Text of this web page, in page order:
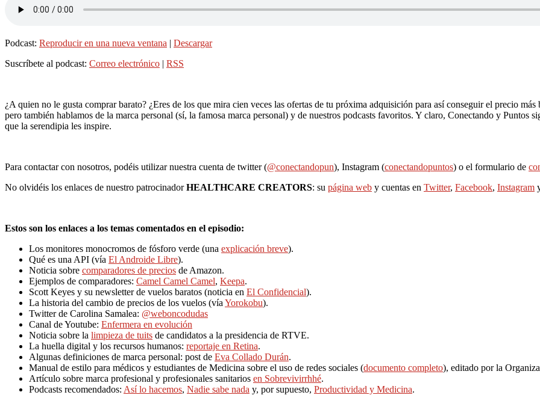
Podcast: Reproducir en una nueva ventana | Descargar
Suscríbete al podcast: Correo electrónico | RSS
¿A quien no le gusta comprar barato? ¿Eres de los que mira cien veces las ofertas de tu próxima adquisición para así conseguir el precio
pero también hablamos de la marca personal (sí, la famosa marca personal) y de nuestros podcasts favoritos. Y claro, Conectando y Puntos
que la serendipia les inspire.
Para contactar con nosotros, podéis utilizar nuestra cuenta de twitter (@conectandopun), Instagram (conectandopuntos) o el formulario de
No olvidéis los enlaces de nuestro patrocinadorHEALTHCARE CREATORS: su página web y cuentas en Twitter, Facebook, Instagram
Estos son los enlaces a los temas comentados en el episodio:
Los monitores monocromos de fósforo verde (una explicación breve).
Qué es una API (vía El Androide Libre).
Noticia sobre comparadores de precios de Amazon.
Ejemplos de comparadores: Camel Camel Camel, Keepa.
Scott Keyes y su newsletter de vuelos baratos (noticia en El Confidencial).
La historia del cambio de precios de los vuelos (vía Yorokobu).
Twitter de Carolina Samalea: @weboncodudas
Canal de Youtube: Enfermera en evolución
Noticia sobre la limpieza de tuits de candidatos a la presidencia de RTVE.
La huella digital y los recursos humanos: reportaje en Retina.
Algunas definiciones de marca personal: post de Eva Collado Durán.
Manual de estilo para médicos y estudiantes de Medicina sobre el uso de redes sociales (documento completo), editado por la
Artículo sobre marca profesional y profesionales sanitarios en Sobrevivirrhhé.
Podcasts recomendados: Así lo hacemos, Nadie sabe nada y, por supuesto, Productividad y Medicina.